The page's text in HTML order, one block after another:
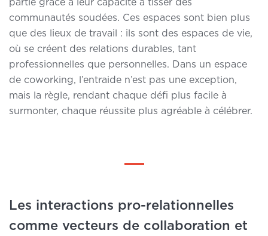
communautés soudées. Ces espaces sont bien plus
que des lieux de travail : ils sont des espaces de vie,
où se créent des relations durables, tant
professionnelles que personnelles. Dans un espace
de coworking, l’entraide n’est pas une exception,
mais la règle, rendant chaque défi plus facile à
surmonter, chaque réussite plus agréable à célébrer.
Les interactions pro-relationnelles
comme vecteurs de collaboration et